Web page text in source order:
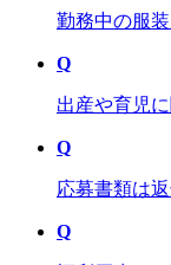
勤務中の服
Q
出産や育児
Q
応募書類は
Q